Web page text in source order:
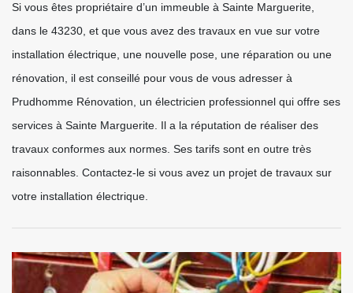
Si vous êtes propriétaire d’un immeuble à Sainte Marguerite,
dans le 43230, et que vous avez des travaux en vue sur votre
installation électrique, une nouvelle pose, une réparation ou une
rénovation, il est conseillé pour vous de vous adresser à
Prudhomme Rénovation, un électricien professionnel qui offre ses
services à Sainte Marguerite. Il a la réputation de réaliser des
travaux conformes aux normes. Ses tarifs sont en outre très
raisonnables. Contactez-le si vous avez un projet de travaux sur
votre installation électrique.